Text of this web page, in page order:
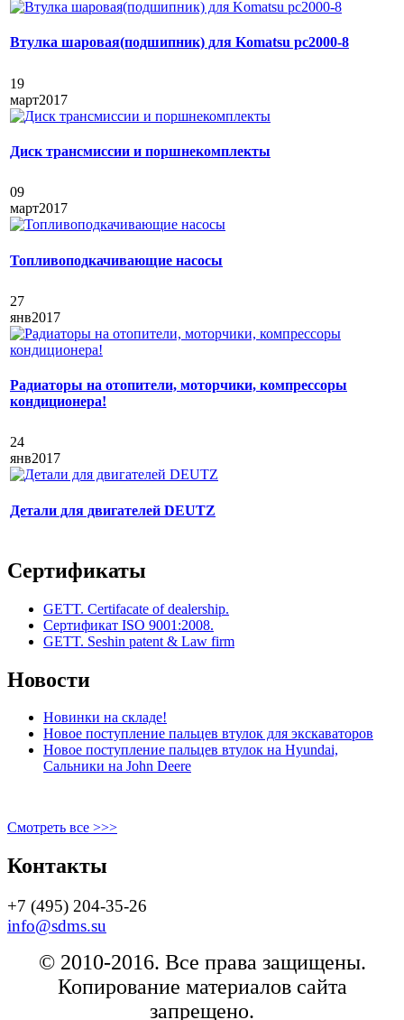
Втулка шаровая(подшипник) для Komatsu pc2000-8
19
март2017
Диск трансмиссии и поршнекомплекты
09
март2017
Топливоподкачивающие насосы
27
янв2017
Радиаторы на отопители, моторчики, компрессоры
кондиционера!
24
янв2017
Детали для двигателей DEUTZ
Сертификаты
GETT. Certifacate of dealership.
Сертификат ISO 9001:2008.
GETT. Seshin patent & Law firm
Новости
Новинки на складе!
Новое поступление пальцев втулок для экскаваторов
Новое поступление пальцев втулок на Hyundai,
Сальники на John Deere
Смотреть все >>>
Контакты
+7 (495) 204-35-26
info@sdms.su
© 2010-2016. Все права защищены.
Копирование материалов сайта
запрещено.